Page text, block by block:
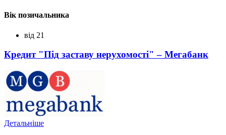
Вік позичальника
від 21
Кредит "Під заставу нерухомості" – Мегабанк
Детальніше